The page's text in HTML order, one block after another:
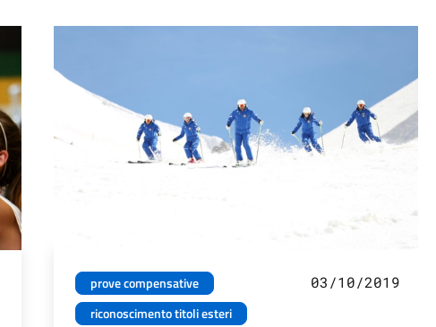
prove compensative
riconoscimento titoli esteri
03/10/2019